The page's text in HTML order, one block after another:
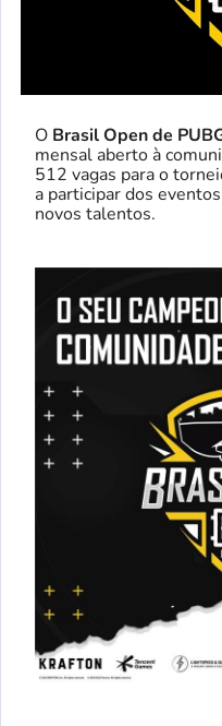
O Brasil Open de
mensal aberto à
512 vagas para o
a participar dos
novos talentos.